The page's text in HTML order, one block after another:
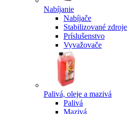
Nabíjanie
Nabíjače
Stabilizované zdroje
Príslušenstvo
Vyvažovače
Palivá, oleje a mazivá
Palivá
Mazivá